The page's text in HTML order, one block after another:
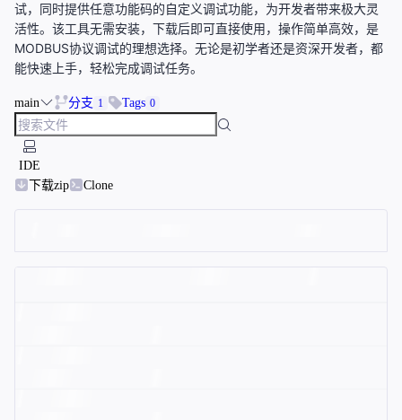
试，同时提供任意功能码的自定义调试功能，为开发者带来极大灵
活性。该工具无需安装，下载后即可直接使用，操作简单高效，是
MODBUS协议调试的理想选择。无论是初学者还是资深开发者，都
能快速上手，轻松完成调试任务。
main 分支 1 Tags 0
IDE
下载zip
Clone